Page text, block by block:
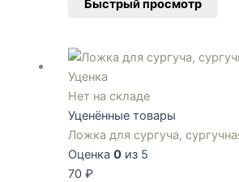
Быстрый просмотр
Нет на складе
Уценённые товары
Ложка для сургуча,
Оценка 0из 5
70 ₽